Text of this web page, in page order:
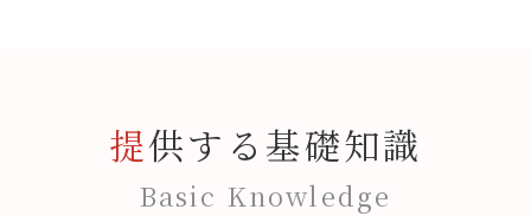
提供する基礎知識
Basic Knowledge